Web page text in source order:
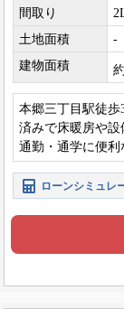
間取り
土地面積
-
建物面積
本郷三丁目駅徒
済みで床暖房や
通勤・通学に便
な暮らしが叶いま
ローンシミュレ